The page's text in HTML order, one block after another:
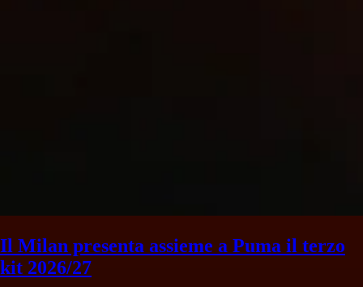
Il Milan presenta assieme a Puma il terzo
kit 2026/27